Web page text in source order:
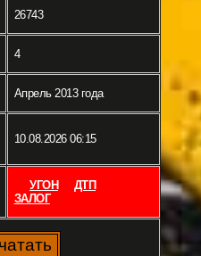
26743
4
Апрель 2013 года
10.08.2026 06:15
УГОН
ДТП
ЗАЛОГ